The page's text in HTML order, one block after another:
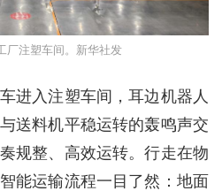
厂注塑车间。新华社发
进入注塑车间，耳边机器人
送料机平稳运转的轰鸣声交
规整、高效运转。行走在物
能运输流程一目了然：地面